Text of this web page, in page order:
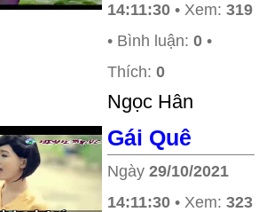
14:11:30 • Xem: 319
• Bình luận: 0 •
Thích: 0
Ngọc Hân
Gái Quê
Ngày 29/10/2021
14:11:30 • Xem: 323